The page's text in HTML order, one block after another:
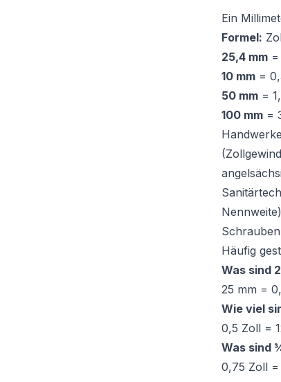
Ein
Formel:
25,4 mm
10 mm =
50 mm =
100 mm =
Häufig
Was sind
25 mm =
Wie viel
0,5 Zoll =
Was sind
0,75 Zoll =